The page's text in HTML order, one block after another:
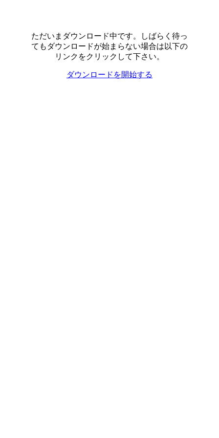
ただいまダウンロード中です。しばらく待っ
てもダウンロードが始まらない場合は以下の
リンクをクリックして下さい。
ダウンロードを開始する